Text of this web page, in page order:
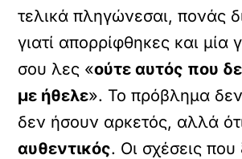
τελικά πληγώνεσαι, πονάς
γιατί απορρίφθηκες και μία
σου λες «ούτε αυτός που
με ήθελε». Το πρόβλημα δεν
δεν ήσουν αρκετός, αλλά
αυθεντικός. Οι σχέσεις που